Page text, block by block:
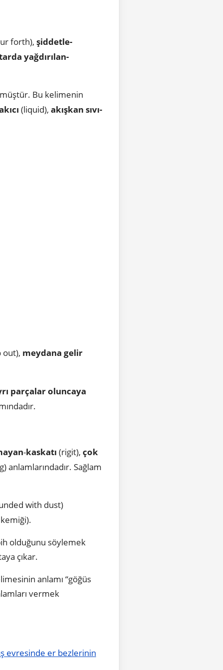
forth), şiddetle-
yağdırılan-
(liquid), akışkan sıvı-
out), meydana gelir
parçalar oluncaya
-kaskatı (rigit), çok
anlamlarındadır. Sağlam
with dust)
kemiği).
olduğunu söylemek
çıkar.
anlamı “göğüs
vermek
evresinde er bezlerinin